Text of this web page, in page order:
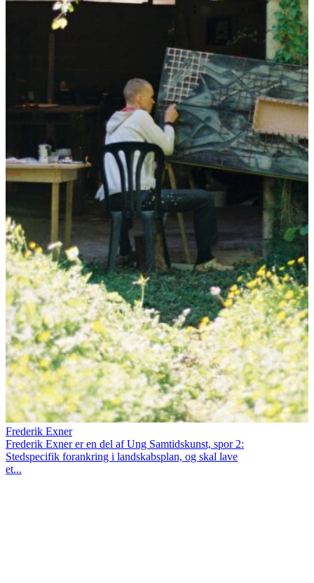
Frederik Exner
Frederik Exner er en del af Ung Samtidskunst, spor 2:
Stedspecifik forankring i landskabsplan, og skal lave
et...